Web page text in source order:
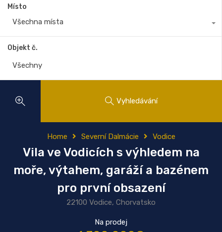
Místo
Všechna místa
Objekt č.
Vyhledávání
Home Severní Dalmácie Vodice
Vila ve Vodicích s výhledem na
moře, výtahem, garáží a bazénem
pro první obsazení
22100 Vodice, Chorvatsko
Na prodej